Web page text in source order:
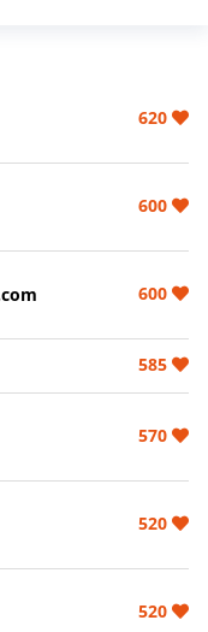
620
600
600
585
570
520
520